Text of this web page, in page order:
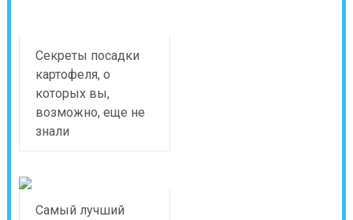
Секреты посадки
картофеля, о
которых вы,
возможно, еще не
знали
Самый лучший